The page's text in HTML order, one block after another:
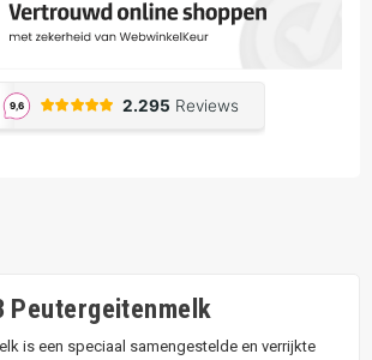
Peutergeitenmelk
is een speciaal samengestelde en verrijkte